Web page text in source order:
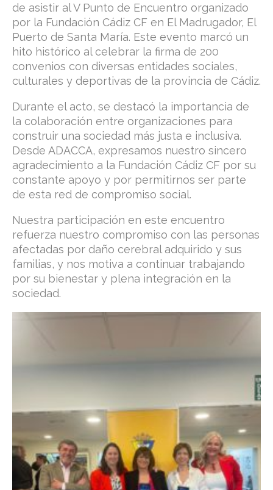
de asistir al V Punto de Encuentro organizado
por la Fundación Cádiz CF en El Madrugador, El
Puerto de Santa María. Este evento marcó un
hito histórico al celebrar la firma de 200
convenios con diversas entidades sociales,
culturales y deportivas de la provincia de Cádiz.
Durante el acto, se destacó la importancia de
la colaboración entre organizaciones para
construir una sociedad más justa e inclusiva.
Desde ADACCA, expresamos nuestro sincero
agradecimiento a la Fundación Cádiz CF por su
constante apoyo y por permitirnos ser parte
de esta red de compromiso social.
Nuestra participación en este encuentro
refuerza nuestro compromiso con las personas
afectadas por daño cerebral adquirido y sus
familias, y nos motiva a continuar trabajando
por su bienestar y plena integración en la
sociedad.